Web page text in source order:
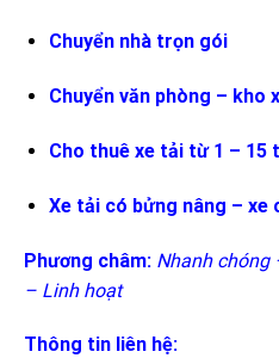
Chuyển nhà trọn gói
Chuyển văn phòng – kho
Cho thuê xe tải từ 1 – 15
Xe tải có bửng nâng – xe
Phương châm: Nhanh chóng
– Linh hoạt
Thông tin liên hệ: